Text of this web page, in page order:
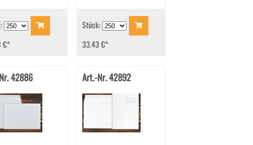
€*
Stück:
33.43 €*
42886 Art.-Nr. 42892